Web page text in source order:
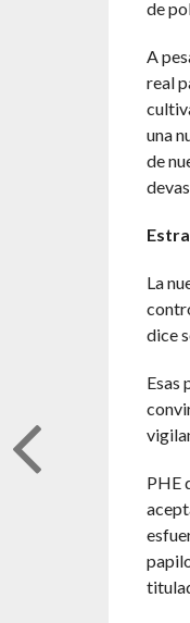
de
A
real
una
de
La
dice
Esas
PHE